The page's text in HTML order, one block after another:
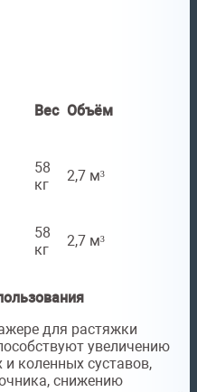
Вес Объём
58
кг
2,7 м³
58
кг
2,7 м³
для растяжки
увеличению
коленных суставов,
снижению